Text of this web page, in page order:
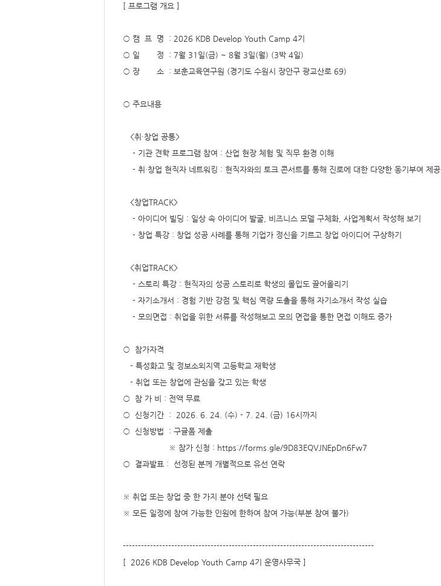
작
도,
대
표
이
미
지,
파
일,
[ 프로그램 개요 ]
○ 캠 프 명 : 2026 KDB Develop Youth Camp 4기
○ 일 정 : 7월 31일(금) ~ 8월 3일(월) (3박 4일)
○ 장 소 : 보훈교육연구원 (경기도 수원시 장안구 광교산로 69)
○ 주요내용
<취·창업 공통>
- 기관 견학 프로그램 참여 : 산업 현장 체험 및 직무 환경 이해
- 취·창업 현직자 네트워킹 : 현직자와의 토크 콘서트를 통해 진로에 대한 다양한 동기부여 제공
<창업TRACK>
- 아이디어 빌딩 : 일상 속 아이디어 발굴, 비즈니스 모델 구체화, 사업계획서 작성해 보기
- 창업 특강 : 창업 성공 사례를 통해 기업가 정신을 기르고 창업 아이디어 구상하기
<취업TRACK>
- 스토리 특강 : 현직자의 성공 스토리로 학생의 몰입도 끌어올리기
- 자기소개서 : 경험 기반 강점 및 핵심 역량 도출을 통해 자기소개서 작성 실습
- 모의면접 : 취업을 위한 서류를 작성해보고 모의 면접을 통한 면접 이해도 증가
○ 참가자격
- 특성화고 및 정보소외지역 고등학교 재학생
- 취업 또는 창업에 관심을 갖고 있는 학생
○ 참 가 비 : 전액 무료
○ 신청기간 : 2026. 6. 24. (수) - 7. 24. (금) 16시까지
○ 신청방법 : 구글폼 제출
※ 참가 신청 : https://forms.gle/9D83EQVJNEpDn6Fw7
○ 결과발표 : 선정된 분께 개별적으로 유선 연락
※ 취업 또는 창업 중 한 가지 분야 선택 필요
※ 모든 일정에 참여 가능한 인원에 한하여 참여 가능(부분 참여 불가)
-----------------------------------------------------------------------------------
[ 2026 KDB Develop Youth Camp 4기 운영사무국 ]